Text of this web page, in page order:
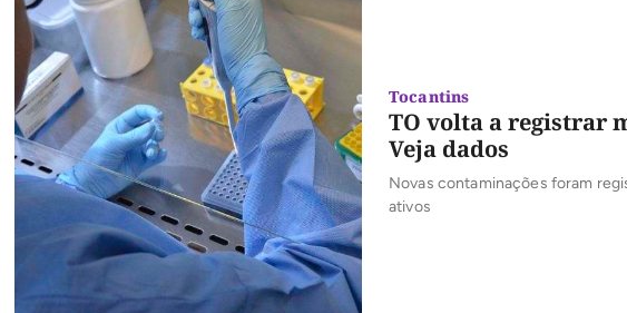
Tocantins
TO volta a registrar
Veja dados
Novas contaminações foram
ativos